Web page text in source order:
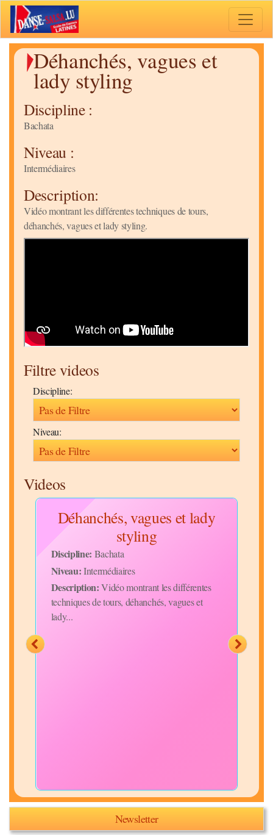
Déhanchés, vagues et
lady styling
Discipline :
Bachata
Niveau :
Intermédiaires
Description:
Vidéo montrant les différentes techniques de tours,
déhanchés, vagues et lady styling.
Filtre videos
Discipline:
Niveau:
Videos
Déhanchés, vagues et lady
styling
Discipline: Bachata
Niveau:Intermédiaires
Description:Vidéo montrant les différentes
techniques de tours, déhanchés, vagues et
lady...
Newsletter